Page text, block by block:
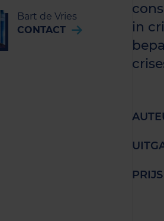
Bart de Vries
CONTACT
in
PRIJS